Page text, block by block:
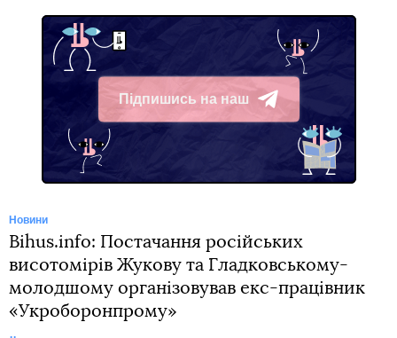
Підпишись на наш
Telegram
Новини
Bihus.info: Постачання російських
висотомірів Жукову та Гладковському-
молодшому організовував екс-працівник
«Укроборонпрому»